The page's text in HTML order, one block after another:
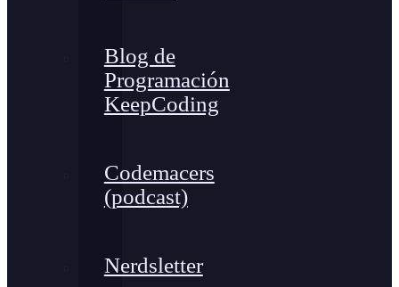
Blog de
Programación
KeepCoding
Codemacers
(podcast)
Nerdsletter